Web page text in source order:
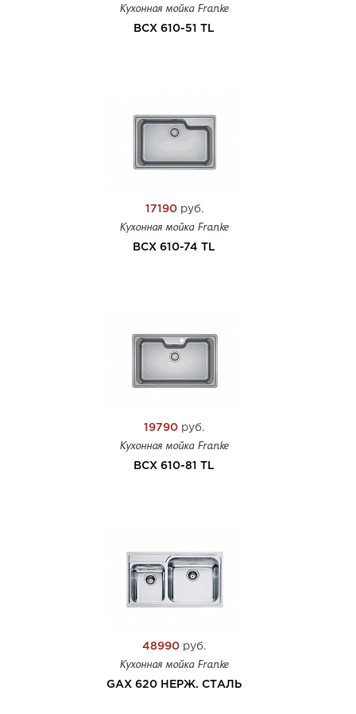
Кухонная мойка Franke
BCX 610-51 TL
17190руб.
Кухонная мойка Franke
BCX 610-74 TL
19790 руб.
Кухонная мойка Franke
BCX 610-81 TL
48990 руб.
Кухонная мойка Franke
GAX 620 НЕРЖ. СТАЛЬ